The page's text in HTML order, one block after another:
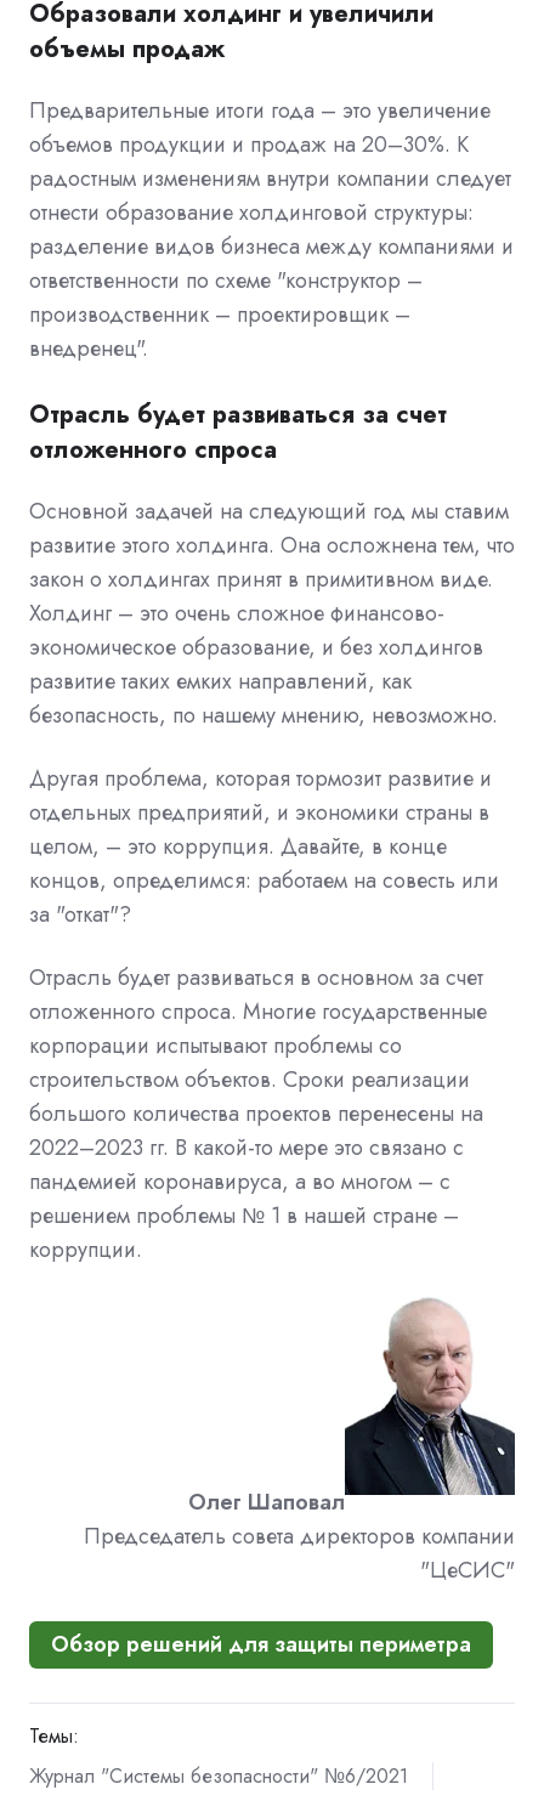
Образовали холдинг и увеличили
объемы продаж
Предварительные итоги года – это увеличение
объемов продукции и продаж на 20–30%. К
радостным изменениям внутри компании следует
отнести образование холдинговой структуры:
разделение видов бизнеса между компаниями и
ответственности по схеме "конструктор –
производственник – проектировщик –
внедренец".
Отрасль будет развиваться за счет
отложенного спроса
Основной задачей на следующий год мы ставим
развитие этого холдинга. Она осложнена тем, что
закон о холдингах принят в примитивном виде.
Холдинг – это очень сложное финансово-
экономическое образование, и без холдингов
развитие таких емких направлений, как
безопасность, по нашему мнению, невозможно.
Другая проблема, которая тормозит развитие и
отдельных предприятий, и экономики страны в
целом, – это коррупция. Давайте, в конце
концов, определимся: работаем на совесть или
за "откат"?
Отрасль будет развиваться в основном за счет
отложенного спроса. Многие государственные
корпорации испытывают проблемы со
строительством объектов. Сроки реализации
большого количества проектов перенесены на
2022–2023 гг. В какой-то мере это связано с
пандемией коронавируса, а во многом – с
решением проблемы № 1 в нашей стране –
коррупции.
Олег Шаповал
Председатель совета директоров компании
"ЦеСИС"
Обзор решений для защиты периметра
Темы:
Журнал "Системы безопасности" №6/2021